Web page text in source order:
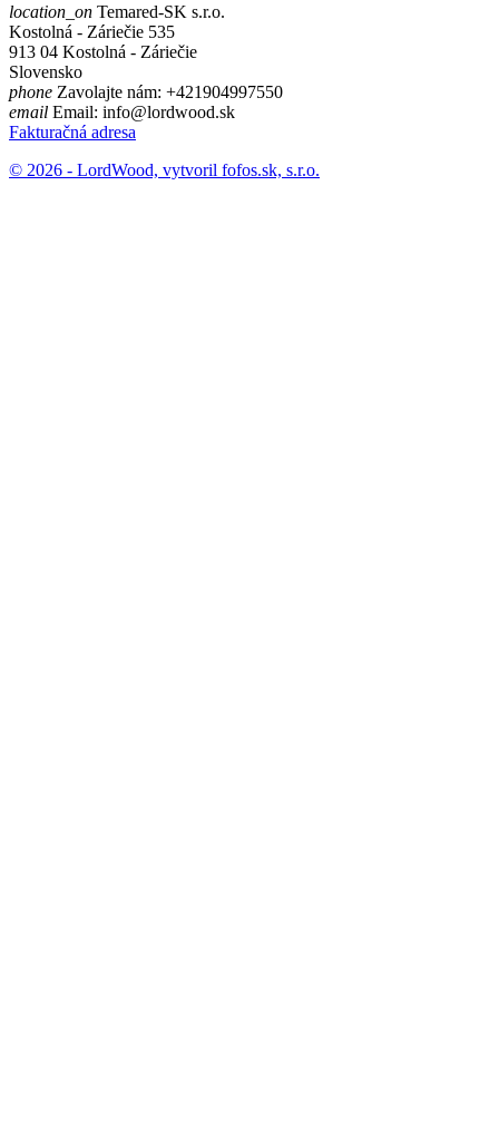
location_on Temared-SK s.r.o.
Kostolná - Záriečie 535
913 04 Kostolná - Záriečie
Slovensko
phone Zavolajte nám: +421904997550
email Email: info@lordwood.sk
Fakturačná adresa
© 2026 - LordWood, vytvoril fofos.sk, s.r.o.